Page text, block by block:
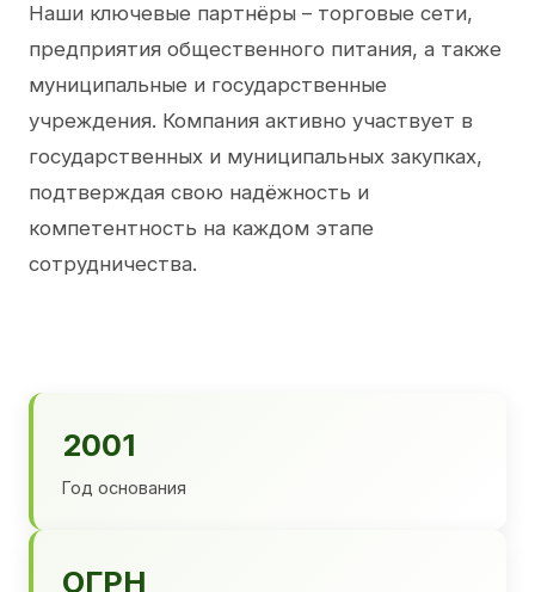
Наши ключевые партнёры – торговые сети,
предприятия общественного питания, а также
муниципальные и государственные
учреждения. Компания активно участвует в
государственных и муниципальных закупках,
подтверждая свою надёжность и
компетентность на каждом этапе
сотрудничества.
2001
Год основания
ОГРН